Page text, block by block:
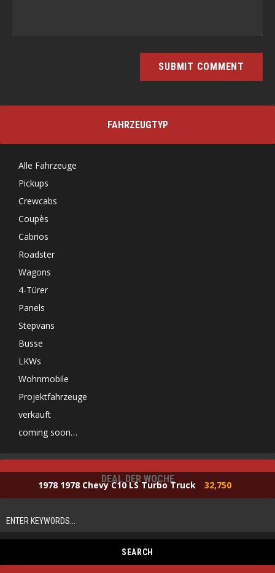
FAHRZEUGTYP
Alle Fahrzeuge
Pickups
Crewcabs
Coupès
Cabrios
Roadster
Wagons
4-Türer
Panels
Stepvans
Busse
LKWs
Wohnmobile
Projektfahrzeuge
verkauft
coming soon…
DEAL DER WOCHE
1978 1978 Chevy C10 LS Turbo Truck 32,750